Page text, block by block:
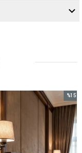
%15
İndirim